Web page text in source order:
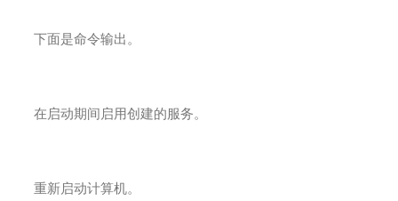
下面是命令输出。
在启动期间启用创建的服务。
重新启动计算机。